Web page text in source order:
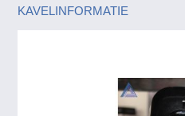
KAVELINFORMATIE